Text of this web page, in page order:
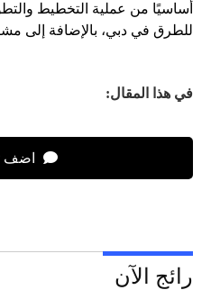
أساسيًا من عملية التخطيط
للطرق في دبي، بالإضافة إلى
في هذا المقال:
اضف
رائج الآن